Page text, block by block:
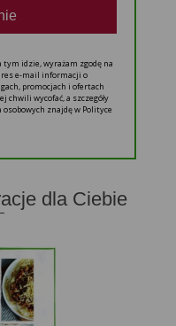
tym idzie, wyrażam zgodę na
e-mail informacji o
promocjach i ofertach
chwili wycofać, a szczegóły
znajdę w Polityce
dla Ciebie